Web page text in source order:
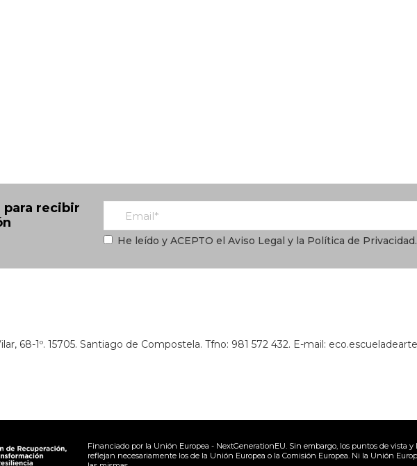
para recibir
He leído y ACEPTO el Aviso Legal y la Política de Privacidad.
68-1º. 15705. Santiago de Compostela. Tfno: 981 572 432. E-mail:
Financiado por la Unión Europea - NextGenerationEU. Sin embargo, los puntos de vista
reflejan necesariamente los de la Unión Europea o la Comisión Europea. Ni la Unión